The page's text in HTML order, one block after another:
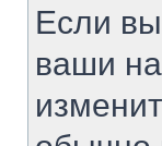
Если
ваши